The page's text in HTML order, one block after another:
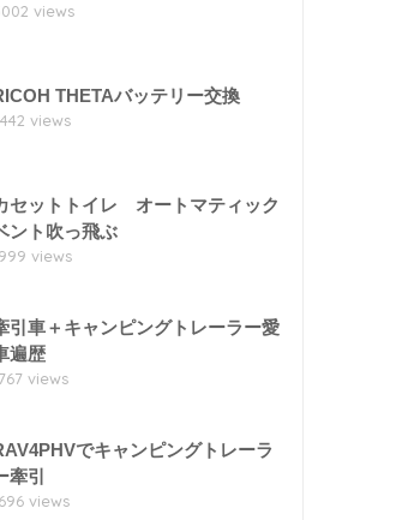
views
THETAバッテリー交換
views
セットトイレ オートマティック
ント吹っ飛ぶ
views
引車＋キャンピングトレーラー愛
遍歴
views
でキャンピングトレーラ
牽引
views